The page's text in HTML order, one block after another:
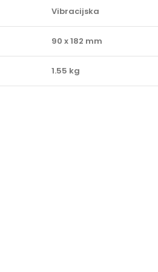
Vibracijska
90 x 182 mm
1.55 kg